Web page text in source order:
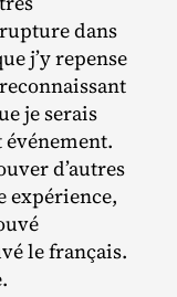
dans
j’y repense
je serais
événement.
d’autres
expérience,
le français.